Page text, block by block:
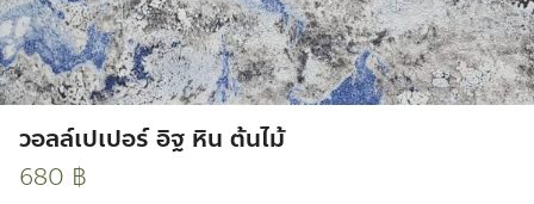
วอลล์เปเปอร์ อิฐ หิน ต้นไม้
680 ฿